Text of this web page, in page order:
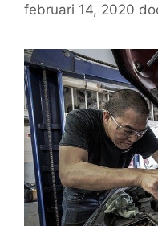
februari 14, 2020